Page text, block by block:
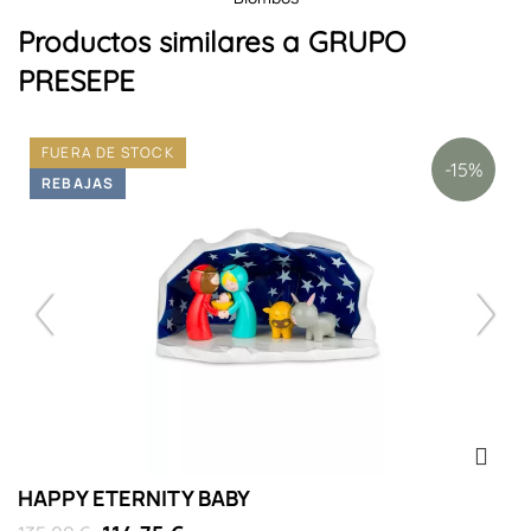
Productos similares a GRUPO
PRESEPE
HAPPY ETERNITY BABY
-15%
FUERA DE STOCK
REBAJAS